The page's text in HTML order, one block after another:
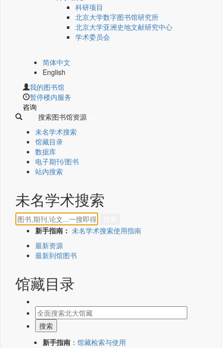
科研项目
北京大学数字图书馆研究所
北京大学亚洲史地文献研究中心
学术委员会
简体中文
English
我的图书馆
暂停楼内服务
咨询
搜索图书馆资源
未名学术搜索
馆藏目录
数据库
电子期刊/图书
站内搜索
未名学术搜索
新手指南： 未名学术搜索使用指南
最新资源
最新到馆图书
馆藏目录
新手指南 ： 馆藏检索与使用